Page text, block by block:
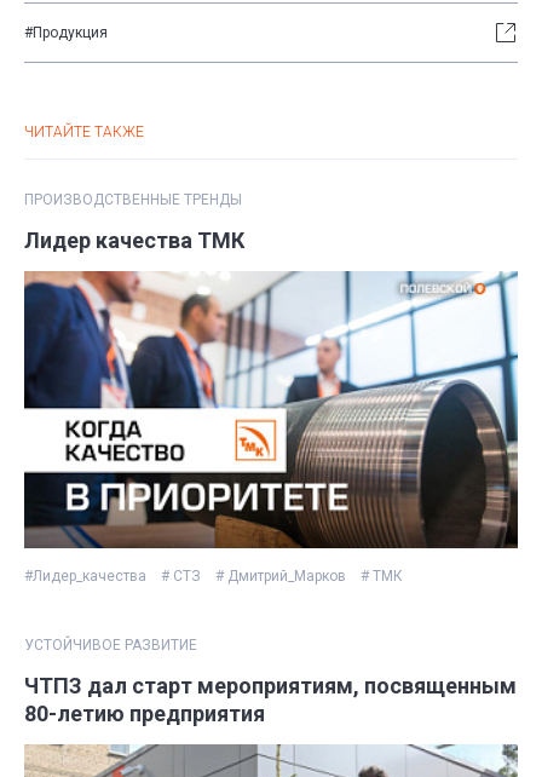
#Продукция
ЧИТАЙТЕ ТАКЖЕ
ПРОИЗВОДСТВЕННЫЕ ТРЕНДЫ
Лидер качества ТМК
#Лидер_качества # СТЗ # Дмитрий_Марков # ТМК
УСТОЙЧИВОЕ РАЗВИТИЕ
ЧТПЗ дал старт мероприятиям, посвященным
80-летию предприятия